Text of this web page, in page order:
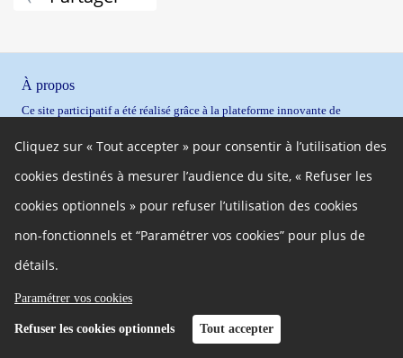
Cliquez sur « Tout accepter » pour consentir à l’utilisation des
cookies destinés à mesurer l’audience du site, « Refuser les
cookies optionnels » pour refuser l’utilisation des cookies
non-fonctionnels et “Paramétrer vos cookies” pour plus de
détails.
Paramétrer vos cookies
Refuser les cookies optionnels Tout accepter
À propos
Ce site participatif a été réalisé grâce à la plateforme innovante de
Autres liens
Cookies Gestion des cookies
Politique de confidentialité Mentions légales
Besoin d'aide ?